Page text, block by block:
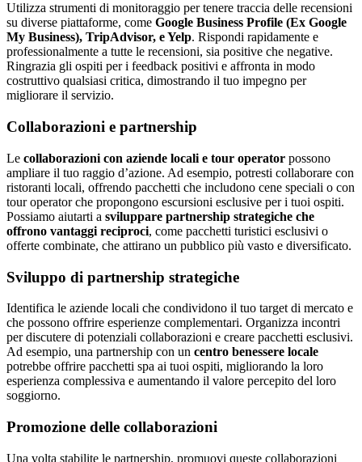
Utilizza strumenti di monitoraggio per tenere traccia delle recensioni
su diverse piattaforme, come Google Business Profile (Ex Google
My Business), TripAdvisor, e Yelp. Rispondi rapidamente e
professionalmente a tutte le recensioni, sia positive che negative.
Ringrazia gli ospiti per i feedback positivi e affronta in modo
costruttivo qualsiasi critica, dimostrando il tuo impegno per
migliorare il servizio.
Collaborazioni e partnership
Le collaborazioni con aziende locali e tour operator possono
ampliare il tuo raggio d’azione. Ad esempio, potresti collaborare con
ristoranti locali, offrendo pacchetti che includono cene speciali o con
tour operator che propongono escursioni esclusive per i tuoi ospiti.
Possiamo aiutarti a sviluppare partnership strategiche che
offrono vantaggi reciproci, come pacchetti turistici esclusivi o
offerte combinate, che attirano un pubblico più vasto e diversificato.
Sviluppo di partnership strategiche
Identifica le aziende locali che condividono il tuo target di mercato e
che possono offrire esperienze complementari. Organizza incontri
per discutere di potenziali collaborazioni e creare pacchetti esclusivi.
Ad esempio, una partnership con un centro benessere locale
potrebbe offrire pacchetti spa ai tuoi ospiti, migliorando la loro
esperienza complessiva e aumentando il valore percepito del loro
soggiorno.
Promozione delle collaborazioni
Una volta stabilite le partnership, promuovi queste collaborazioni